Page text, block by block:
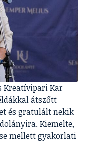
Kreatívipari Kar
átszőtt
és gratulált nekik
Kiemelte,
mellett gyakorlati